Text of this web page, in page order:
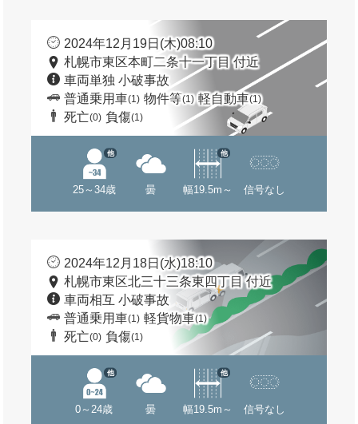
2024年12月19日(木)08:10
札幌市東区本町二条十一丁目 付近
車両単独 小破事故
普通乗用車(1) 物件等(1) 軽自動車(1)
死亡(0) 負傷(1)
25～34歳
他
曇 幅19.5m～
他
信号なし
2024年12月18日(水)18:10
札幌市東区北三十三条東四丁目 付近
車両相互 小破事故
普通乗用車(1) 軽貨物車(1)
死亡(0) 負傷(1)
0～24歳
他
曇 幅19.5m～
他
信号なし